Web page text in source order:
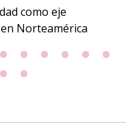
EN
como eje
Norteamérica